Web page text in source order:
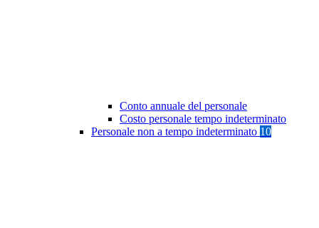
Conto annuale del personale
Costo personale tempo indeterminato
Personale non a tempo indeterminato 10